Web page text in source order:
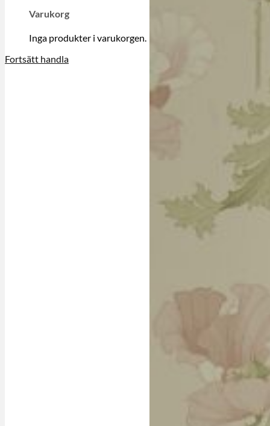
Varukorg
Inga produkter i varukorgen.
Fortsätt handla